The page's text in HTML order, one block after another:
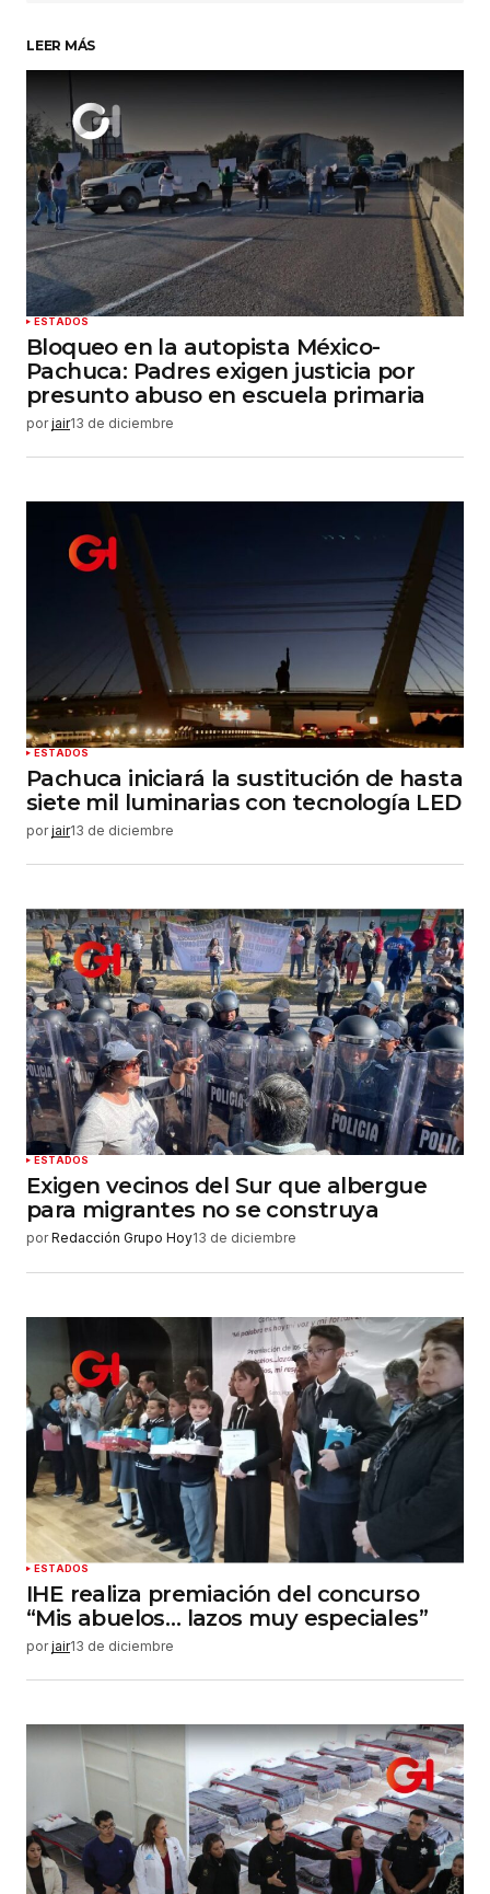
Su nombre*
Tu correo electrónico*
Guardar mi nombre, correo electrónico y sitio
web en este navegador para la próxima vez que
haga un comentario.
Enviar comentario
LEER MÁS
ESTADOS
Bloqueo en la autopista México-
Pachuca: Padres exigen justicia por
presunto abuso en escuela primaria
por jair13 de diciembre
ESTADOS
Pachuca iniciará la sustitución de hasta
siete mil luminarias con tecnología LED
por jair13 de diciembre
ESTADOS
Exigen vecinos del Sur que albergue
para migrantes no se construya
por Redacción Grupo Hoy13 de diciembre
ESTADOS
IHE realiza premiación del concurso
“Mis abuelos… lazos muy especiales”
por jair13 de diciembre